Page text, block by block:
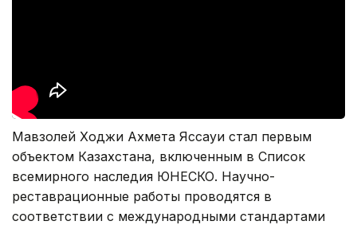
Мавзолей Ходжи Ахмета Яссауи стал первым
объектом Казахстана, включенным в Список
всемирного наследия ЮНЕСКО. Научно-
реставрационные работы проводятся в
соответствии с международными стандартами